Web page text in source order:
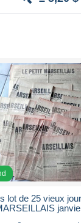
lot de 25 vieux